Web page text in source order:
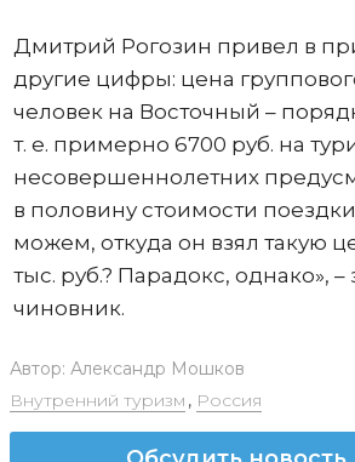
Дмитрий Рогозин привел в
другие цифры: цена
человек на Восточный –
т. е. примерно 6700 руб. на
несовершеннолетних
в половину стоимости
можем, откуда он взял такую
тыс. руб.? Парадокс, однако»,
чиновник.
Автор: Александр Мошков
Внутренний туризм , Россия